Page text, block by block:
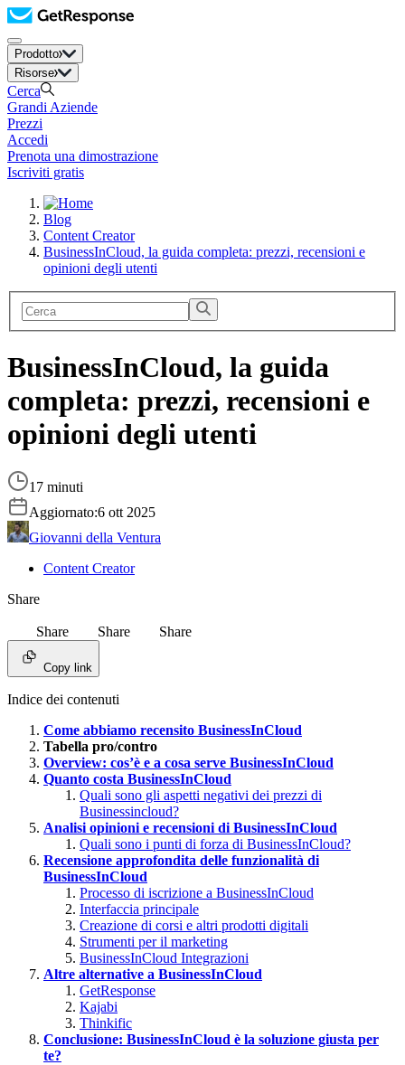
Prodotto
Risorse
Cerca
Grandi Aziende
Prezzi
Accedi
Prenota una dimostrazione
Iscriviti gratis
Blog
Content Creator
BusinessInCloud, la guida completa: prezzi, recensioni e
opinioni degli utenti
BusinessInCloud, la guida
completa: prezzi, recensioni e
opinioni degli utenti
17 minuti
Aggiornato:6 ott 2025
Giovanni della Ventura
Content Creator
Share
Share Share Share
Copy link
Indice dei contenuti
Come abbiamo recensito BusinessInCloud
Tabella pro/contro
Overview: cos’è e a cosa serve BusinessInCloud
Quanto costa BusinessInCloud
Quali sono gli aspetti negativi dei prezzi di
Businessincloud?
Analisi opinioni e recensioni di BusinessInCloud
Quali sono i punti di forza di BusinessInCloud?
Recensione approfondita delle funzionalità di
BusinessInCloud
Processo di iscrizione a BusinessInCloud
Interfaccia principale
Creazione di corsi e altri prodotti digitali
Strumenti per il marketing
BusinessInCloud Integrazioni
Altre alternative a BusinessInCloud
GetResponse
Kajabi
Thinkific
Conclusione: BusinessInCloud è la soluzione giusta per
te?